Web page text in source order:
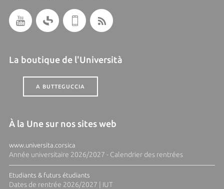
La boutique de l'Università
A BUTTEGUCCIA
À la Une sur nos sites web
www.universita.corsica
Année universitaire 2026/2027 - Calendrier des rentrées
Etudiants & futurs étudiants
Dates de rentrée 2026/2027 | IUT